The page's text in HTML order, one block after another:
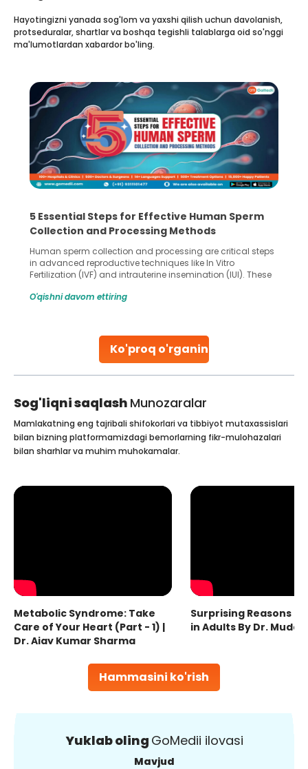
Ko'proq o'rganing
Hayotingizni yanada sog'lom va yaxshi qilish uchun davolanish,
protseduralar, shartlar va boshqa tegishli talablarga oid so'nggi
ma'lumotlardan xabardor bo'ling.
5 Essential Steps for Effective Human Sperm
Collection and Processing Methods
Human sperm collection and processing are critical steps
in advanced reproductive techniques like In Vitro
Fertilization (IVF) and intrauterine insemination (IUI). These
challenges and help couples achieve their dream of
collected, they process the
O'qishni davom ettiring
Sog'liqni saqlash Munozaralar
Hammasini ko'rish
Mamlakatning eng tajribali shifokorlari va tibbiyot mutaxassislari
bilan bizning platformamizdagi bemorlarning fikr-mulohazalari
bilan sharhlar va muhim muhokamalar.
Metabolic Syndrome: Take
Care of Your Heart (Part - 1) |
Dr. Ajay Kumar Sharma
Surprising Reasons
in Adults By Dr.
Yuklab oling GoMedii ilovasi
Mavjud